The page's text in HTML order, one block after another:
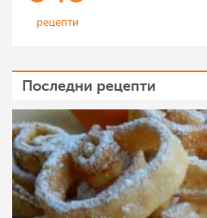
рецепти
Последни рецепти